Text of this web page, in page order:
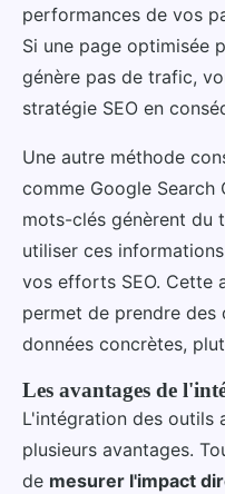
performances de vos
Si une page optimisée
génère pas de trafic,
stratégie SEO en
Une autre méthode
comme Google
mots-clés génèrent du
utiliser ces
vos efforts SEO. Cette
permet de prendre des
données concrètes,
Les avantages de
L'intégration des outils
plusieurs avantages.
de mesurer l'impact